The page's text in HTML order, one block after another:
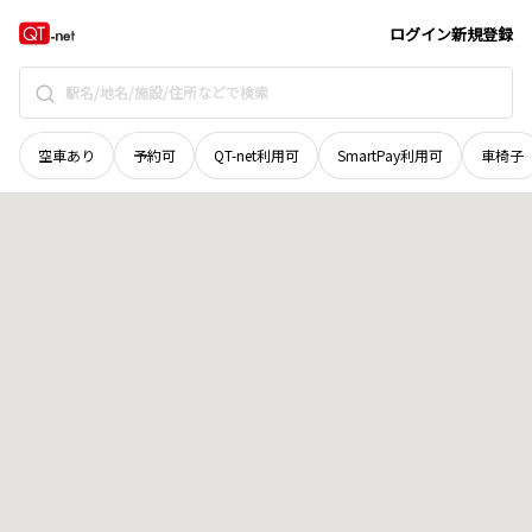
ログイン新規登録
空車あり 予約可 QT-net利用可 SmartPay利用可 車椅子
石川県